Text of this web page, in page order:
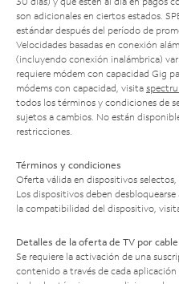
son adicionales en ciertos estados.
estándar después del período de
Velocidades basadas en conexión
(incluyendo conexión inalámbrica)
requiere módem con capacidad Gig
módems con capacidad, visita
todos los términos y condiciones de
sujetos a cambios. No están
restricciones.
Términos y condiciones
Oferta válida en dispositivos
Los dispositivos deben
la compatibilidad del dispositivo,
Detalles de la oferta de TV por cable
Se requiere la activación de una
contenido a través de cada